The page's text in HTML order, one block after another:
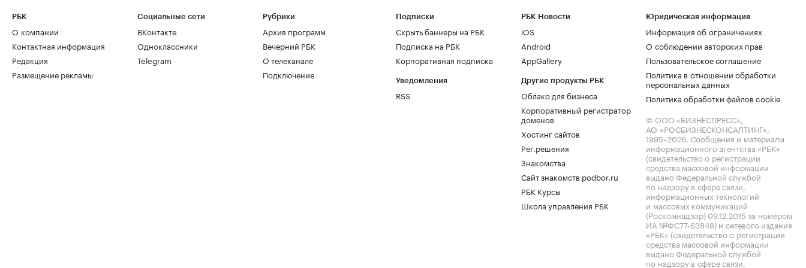
РБК
О компании
Контактная информация
Редакция
Размещение рекламы
Социальные сети
ВКонтакте
Одноклассники
Telegram
Рубрики
Архив программ
Вечерний РБК
О телеканале
Подключение
Подписки
Скрыть баннеры на РБК
Подписка на РБК
Корпоративная подписка
Уведомления
RSS
РБК Новости
iOS
Android
AppGallery
Другие продукты РБК
Облако для бизнеса
Корпоративный регистратор
доменов
Хостинг сайтов
Рег.решения
Знакомства
Сайт знакомств podbor.ru
РБК Курсы
Школа управления РБК
Юридическая информация
Информация об ограничениях
О соблюдении авторских прав
Пользовательское соглашение
Политика в отношении обработки
персональных данных
Политика обработки файлов cookie
© ООО «БИЗНЕСПРЕСС»,
АО «РОСБИЗНЕСКОНСАЛТИНГ»,
1995–2026. Сообщения и материалы
информационного агентства «РБК»
(свидетельство о регистрации
средства массовой информации
выдано Федеральной службой
по надзору в сфере связи,
информационных технологий
и массовых коммуникаций
(Роскомнадзор) 09.12.2015 за номером
ИА №ФС77-63848) и сетевого издания
«РБК» (свидетельство о регистрации
средства массовой информации
выдано Федеральной службой
по надзору в сфере связи,